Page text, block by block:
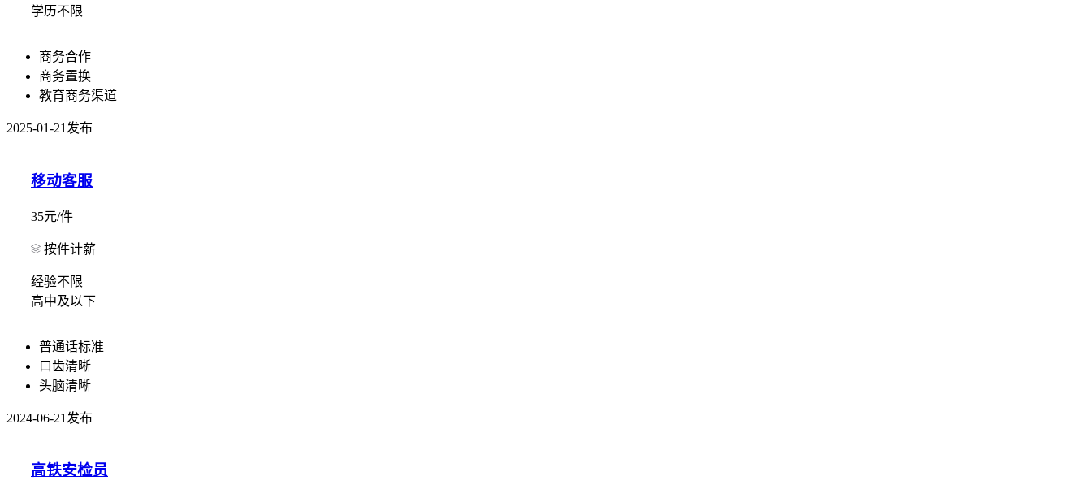
学历不限
商务合作
商务置换
教育商务渠道
2025-01-21发布
移动客服
35元/件
按件计薪
经验不限
高中及以下
普通话标准
口齿清晰
头脑清晰
2024-06-21发布
高铁安检员